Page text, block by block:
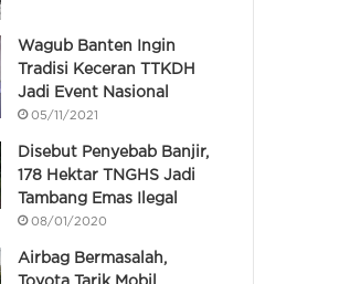
Wagub Banten Ingin
Tradisi Keceran TTKDH
Jadi Event Nasional
05/11/2021
Disebut Penyebab Banjir,
178 Hektar TNGHS Jadi
Tambang Emas Ilegal
08/01/2020
Airbag Bermasalah,